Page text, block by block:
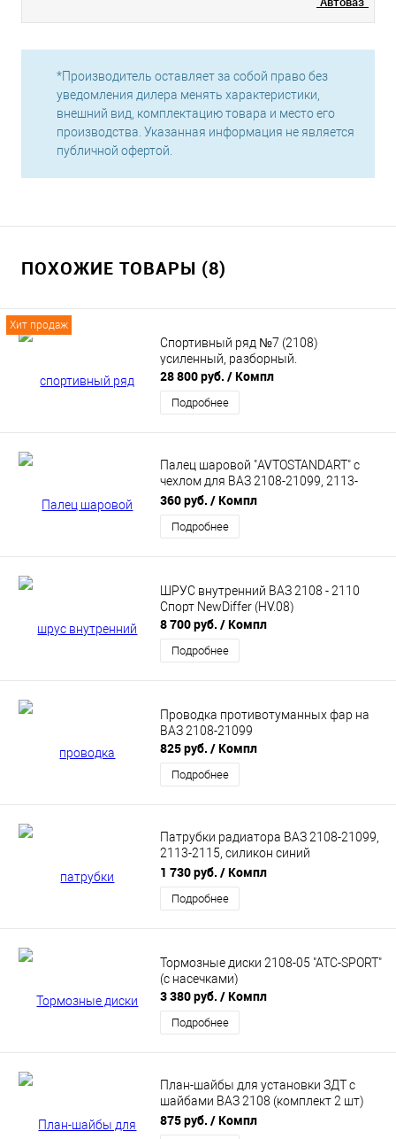
*Производитель оставляет за собой право без
уведомления дилера менять характеристики,
внешний вид, комплектацию товара и место его
производства. Указанная информация не является
публичной офертой.
ПОХОЖИЕ ТОВАРЫ (8)
Хит продаж
Спортивный ряд №7 (2108)
усиленный, разборный.
28 800 руб. / Компл
Подробнее
Палец шаровой "AVTOSTANDART" с
чехлом для ВАЗ 2108-21099, 2113-
2115 (21080290419288)
360 руб. / Компл
Подробнее
ШРУС внутренний ВАЗ 2108 - 2110
Спорт NewDiffer (HV.08)
8 700 руб. / Компл
Подробнее
Проводка противотуманных фар на
ВАЗ 2108-21099
825 руб. / Компл
Подробнее
Патрубки радиатора ВАЗ 2108-21099,
2113-2115, силикон синий
РК185(21082) РусТех
1 730 руб. / Компл
Подробнее
Тормозные диски 2108-05 "АТС-SPORT"
(с насечками)
3 380 руб. / Компл
Подробнее
План-шайбы для установки ЗДТ с
шайбами ВАЗ 2108 (комплект 2 шт)
PBK
875 руб. / Компл